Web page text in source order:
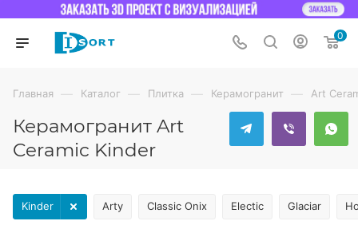
0
Главная — Каталог — Плитка — Керамогранит — Art
Керамогранит Art
Ceramic Kinder
Arty Classic Onix Electic Glaciar
Kinder